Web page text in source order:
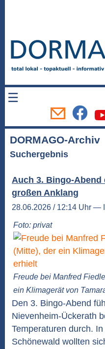
☰
DORMAGO-Archiv
Suchergebnis
Auch 3. Bingo-Abend
großen Anklang
28.06.2026 / 12:14 Uhr —
Foto: privat
Freude bei Manfred
ein Klimagerät von
Den 3. Bingo-Abend
Nievenheim-Ückerath
Temperaturen durch.
Schönewald wollten